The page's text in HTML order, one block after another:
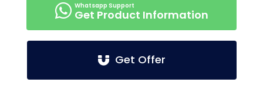
Get Product Information
Get Offer